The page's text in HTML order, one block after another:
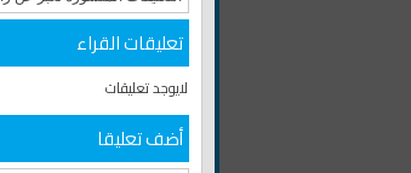
تعليقات القراء
لايوجد تعليقات
أضف تعليقا